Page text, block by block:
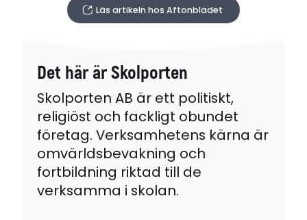
Läs artikeln hos Aftonbladet
Det här är Skolporten
Skolporten AB är ett politiskt,
religiöst och fackligt obundet
företag. Verksamhetens kärna är
omvärldsbevakning och
fortbildning riktad till de
verksamma i skolan.